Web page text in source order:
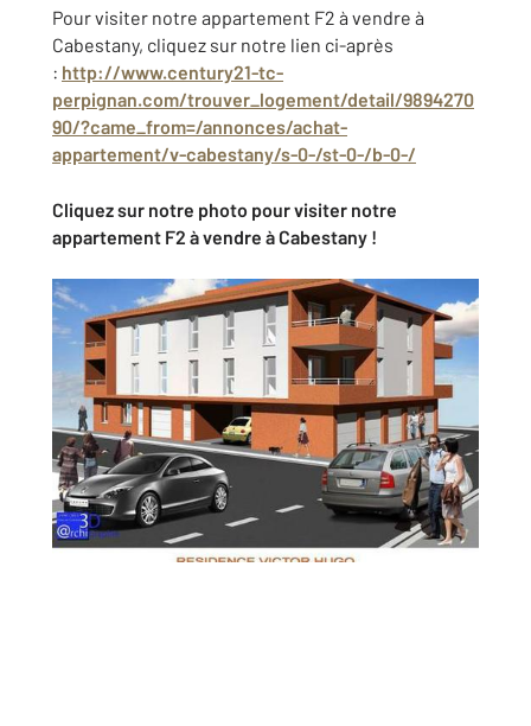
Pour visiter notre appartement F2 à vendre à
Cabestany, cliquez sur notre lien ci-après
: http://www.century21-tc-
perpignan.com/trouver_logement/detail/9894270
90/?came_from=/annonces/achat-
appartement/v-cabestany/s-0-/st-0-/b-0-/
Cliquez sur notre photo pour visiter notre
appartement F2 à vendre à Cabestany !